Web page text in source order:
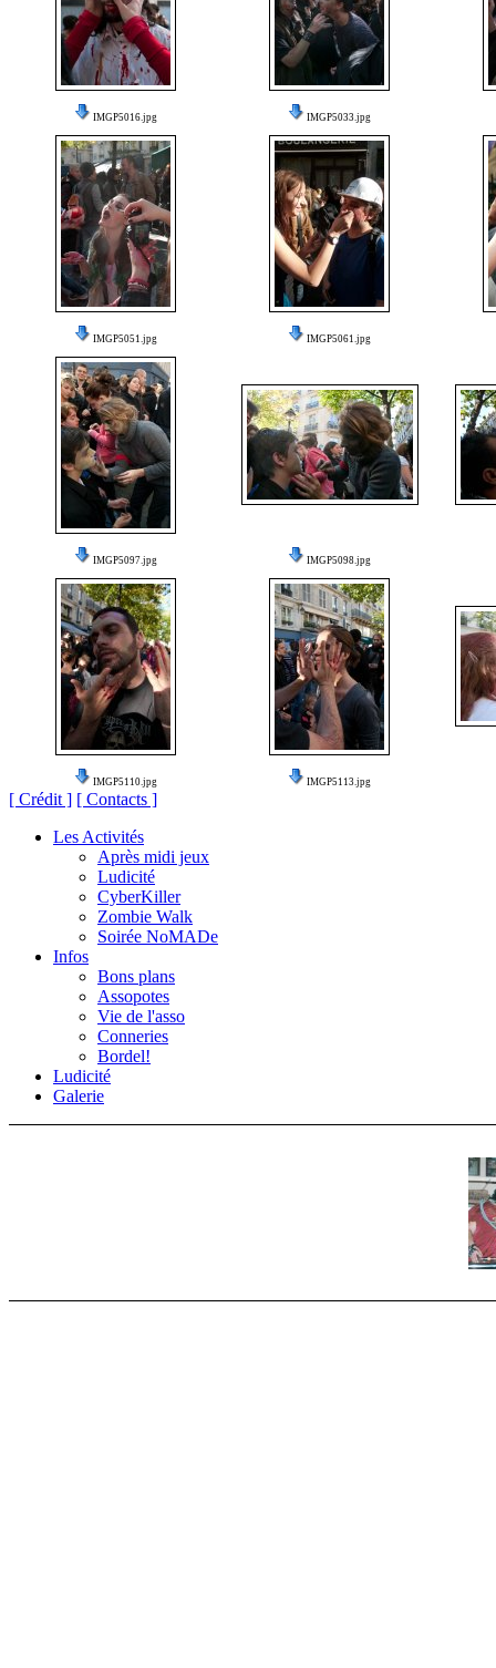
IMGP5016.jpg IMGP5033.jpg
IMGP5051.jpg IMGP5061.jpg
IMGP5097.jpg IMGP5098.jpg
IMGP5110.jpg IMGP5113.jpg
[ Crédit ] [ Contacts ]
Les Activités
Après midi jeux
Ludicité
CyberKiller
Zombie Walk
Soirée NoMADe
Infos
Bons plans
Assopotes
Vie de l'asso
Conneries
Bordel!
Ludicité
Galerie